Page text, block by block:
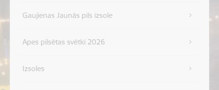
Gaujienas Jaunās pils izsole
Apes pilsētas svētki 2026
Izsoles